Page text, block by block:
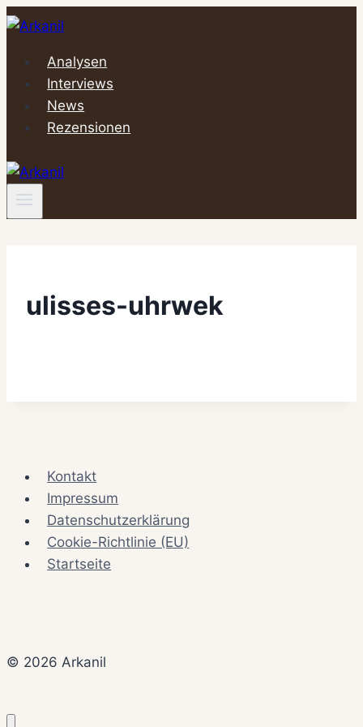
Zum
springenAnalysen
Interviews
News
Rezensionen
ulisses-uhrwek
Kontakt
Impressum
Datenschutzerklärung
Cookie-Richtlinie (EU)
Startseite
© 2026 Arkanil